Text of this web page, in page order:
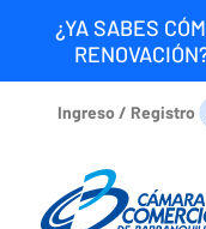
¿YA SABES
Ingreso / Registro